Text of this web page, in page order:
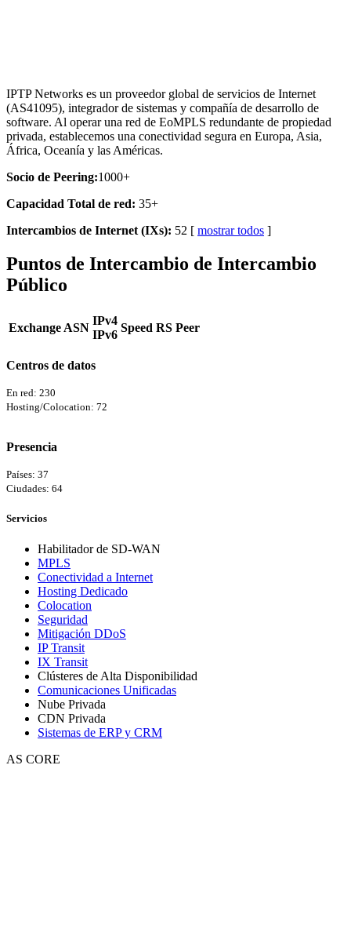
IPTP Networks es un proveedor global de servicios de Internet
(AS41095), integrador de sistemas y compañía de desarrollo de
software. Al operar una red de EoMPLS redundante de propiedad
privada, establecemos una conectividad segura en Europa, Asia,
África, Oceanía y las Américas.
Socio de Peering:1000+
Capacidad Total de red: 35+
Intercambios de Internet (IXs): 52 [ mostrar todos ]
Puntos de Intercambio de Intercambio
Público
Exchange ASN
IPv4
IPv6
Speed RS Peer
Centros de datos
En red: 230
Hosting/Colocation: 72
Presencia
Países: 37
Ciudades: 64
Servicios
Habilitador de SD-WAN
MPLS
Conectividad a Internet
Hosting Dedicado
Colocation
Seguridad
Mitigación DDoS
IP Transit
IX Transit
Clústeres de Alta Disponibilidad
Comunicaciones Unificadas
Nube Privada
CDN Privada
Sistemas de ERP y CRM
AS CORE